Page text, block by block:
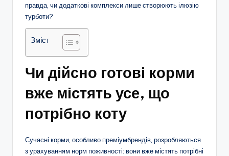
правда, чи додаткові комплекси лише створюють ілюзію
турботи?
Зміст
Чи дійсно готові корми
вже містять усе, що
потрібно коту
Сучасні корми, особливо преміумбрендів, розробляються
з урахуванням норм поживності: вони вже містять потрібні